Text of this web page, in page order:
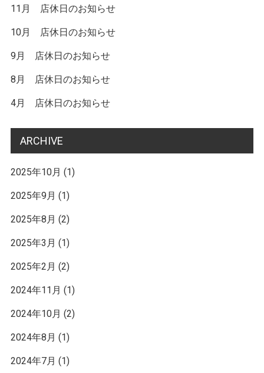
事
へ
の
リ
ン
11月 店休日のお知らせ
10月 店休日のお知らせ
9月 店休日のお知らせ
8月 店休日のお知らせ
4月 店休日のお知らせ
ARCHIVE
2025年10月 (1)
2025年9月 (1)
2025年8月 (2)
2025年3月 (1)
2025年2月 (2)
2024年11月 (1)
2024年10月 (2)
2024年8月 (1)
2024年7月 (1)